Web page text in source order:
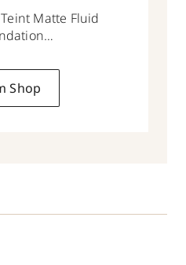
Matte Fluid
Shop